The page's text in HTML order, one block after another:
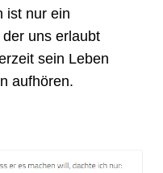
ist nur ein
uns erlaubt
sein Leben
aufhören.